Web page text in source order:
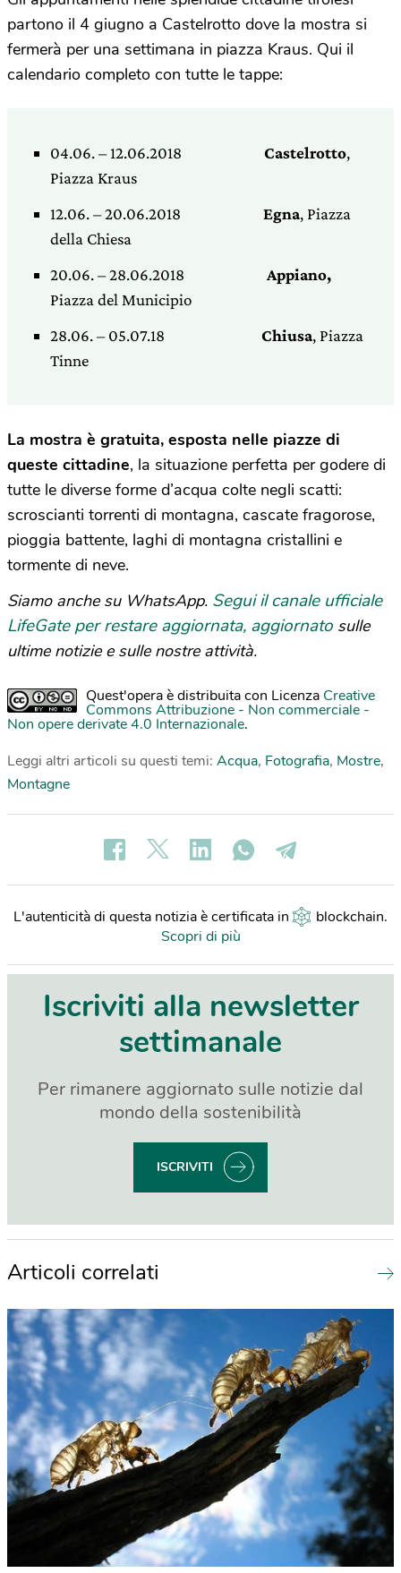
partono il 4 giugno a Castelrotto dove la mostra si
fermerà per una settimana in piazza Kraus. Qui il
calendario completo con tutte le tappe:
04.06. – 12.06.2018 Castelrotto,
Piazza Kraus
12.06. – 20.06.2018
Egna, Piazza
della Chiesa
20.06. – 28.06.2018 Appiano,
Piazza del Municipio
28.06. – 05.07.18
Chiusa, Piazza
Tinne
La mostra è gratuita, esposta nelle piazze di
queste cittadine, la situazione perfetta per godere di
tutte le diverse forme d’acqua colte negli scatti:
scroscianti torrenti di montagna, cascate fragorose,
pioggia battente, laghi di montagna cristallini e
tormente di neve.
Siamo anche su WhatsApp. Segui il canale ufficiale
LifeGate per restare aggiornata, aggiornato sulle
ultime notizie e sulle nostre attività.
Quest'opera è distribuita con Licenza Creative
Commons Attribuzione - Non commerciale -
Non opere derivate 4.0 Internazionale.
Leggi altri articoli su questi temi: Acqua, Fotografia, Mostre,
Montagne
L'autenticità di questa notizia è certificata in blockchain.
Scopri di più
Iscriviti alla newsletter
settimanale
Per rimanere aggiornato sulle notizie dal
mondo della sostenibilità
ISCRIVITI
Articoli correlati